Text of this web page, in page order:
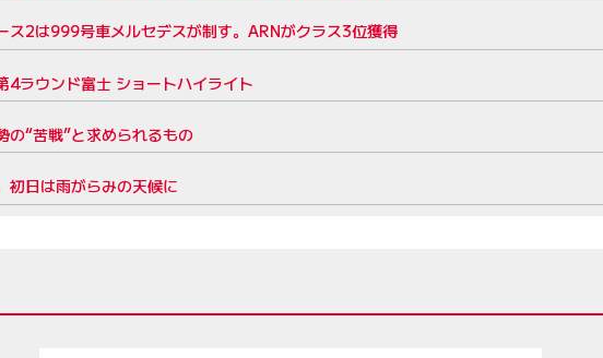
ス2は999号車メルセデスが制す。ARNがクラス3位獲得
4ラウンド富士 ショートハイライト
の“苦戦”と求められるもの
初日は雨がらみの天候に